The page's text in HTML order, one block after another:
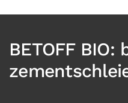
BETOFF BIO: